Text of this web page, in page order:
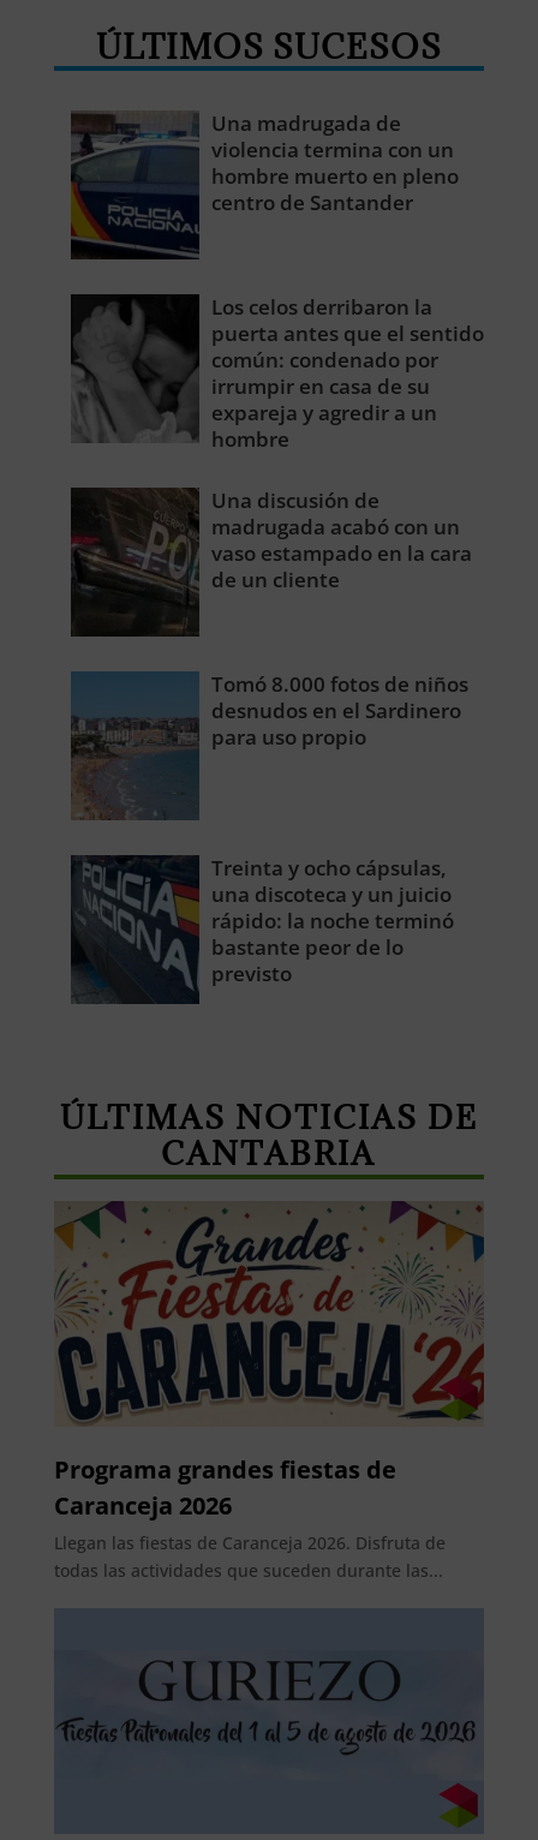
ÚLTIMOS SUCESOS
Una madrugada de
violencia termina con un
hombre muerto en pleno
centro de Santander
Los celos derribaron la
puerta antes que el sentido
común: condenado por
irrumpir en casa de su
expareja y agredir a un
hombre
Una discusión de
madrugada acabó con un
vaso estampado en la cara
de un cliente
Tomó 8.000 fotos de niños
desnudos en el Sardinero
para uso propio
Treinta y ocho cápsulas,
una discoteca y un juicio
rápido: la noche terminó
bastante peor de lo
previsto
ÚLTIMAS NOTICIAS DE
CANTABRIA
Programa grandes fiestas de
Caranceja 2026
Llegan las fiestas de Caranceja 2026. Disfruta de
todas las actividades que suceden durante las...